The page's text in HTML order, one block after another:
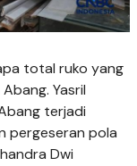
total ruko yang
Yasril
terjadi
pergeseran pola
Dwi